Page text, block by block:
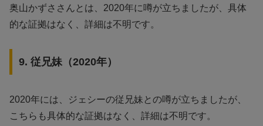
奥山かずささんとは、2020年に噂が立ちましたが、具体
的な証拠はなく、詳細は不明です。
9. 従兄妹（2020年）
2020年には、ジェシーの従兄妹との噂が立ちましたが、
こちらも具体的な証拠はなく、詳細は不明です。